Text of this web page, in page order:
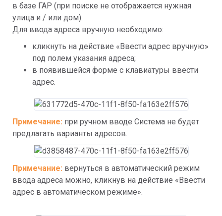
в базе ГАР (при поиске не отображается нужная
улица и / или дом).
Для ввода адреса вручную необходимо:
кликнуть на действие «Ввести адрес вручную»
под полем указания адреса;
в появившейся форме с клавиатуры ввести
адрес.
Примечание: при ручном вводе Система не будет
предлагать варианты адресов.
Примечание: вернуться в автоматический режим
ввода адреса можно, кликнув на действие «Ввести
адрес в автоматическом режиме».